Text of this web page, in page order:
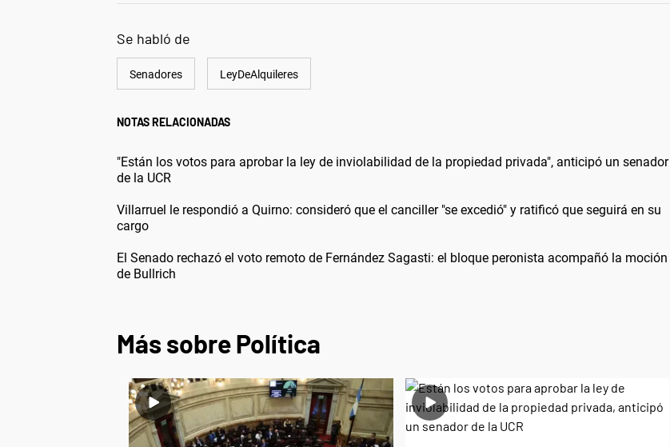
Se habló de
Senadores LeyDeAlquileres
NOTAS RELACIONADAS
"Están los votos para aprobar la ley de inviolabilidad de la propiedad privada", anticipó un senador
de la UCR
Villarruel le respondió a Quirno: consideró que el canciller "se excedió" y ratificó que seguirá en su
cargo
El Senado rechazó el voto remoto de Fernández Sagasti: el bloque peronista acompañó la moción
de Bullrich
Más sobre Política